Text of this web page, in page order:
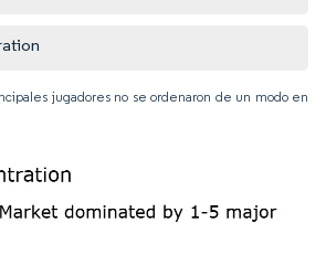
jugadores no se ordenaron de un modo en